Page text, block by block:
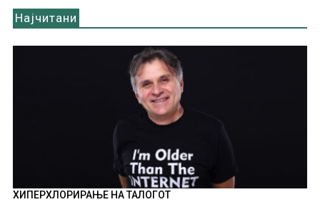
Најчитани
ХИПЕРХЛОРИРАЊЕ НА ТАЛОГОТ